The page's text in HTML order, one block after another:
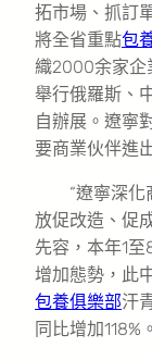
拓市場、抓訂
將全省重點包
織2000余家企
舉行俄羅斯、
自辦展。遼寧
要商業伙伴進
“遼寧深
放促改造、促
先容，本年1
增加態勢，此
包養俱樂部汗
同比增加118%。